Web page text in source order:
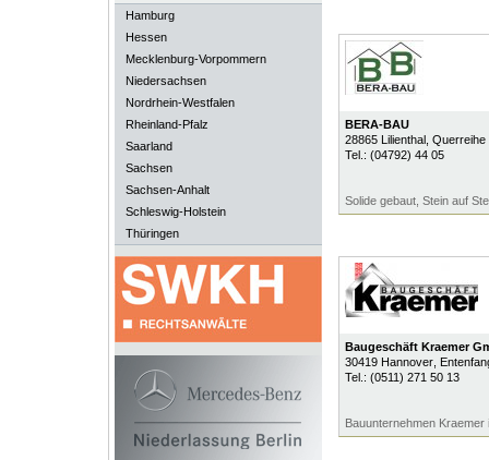
Hamburg
Hessen
Mecklenburg-Vorpommern
Niedersachsen
Nordrhein-Westfalen
Rheinland-Pfalz
Saarland
Sachsen
Sachsen-Anhalt
Schleswig-Holstein
Thüringen
BERA-BAU
28865 Lilienthal, Querreihe
Tel.: (04792) 44 05
Solide gebaut, Stein auf
Baugeschäft Kraemer
30419 Hannover,
Tel.: (0511) 271 50 13
Bauunternehmen Kraemer